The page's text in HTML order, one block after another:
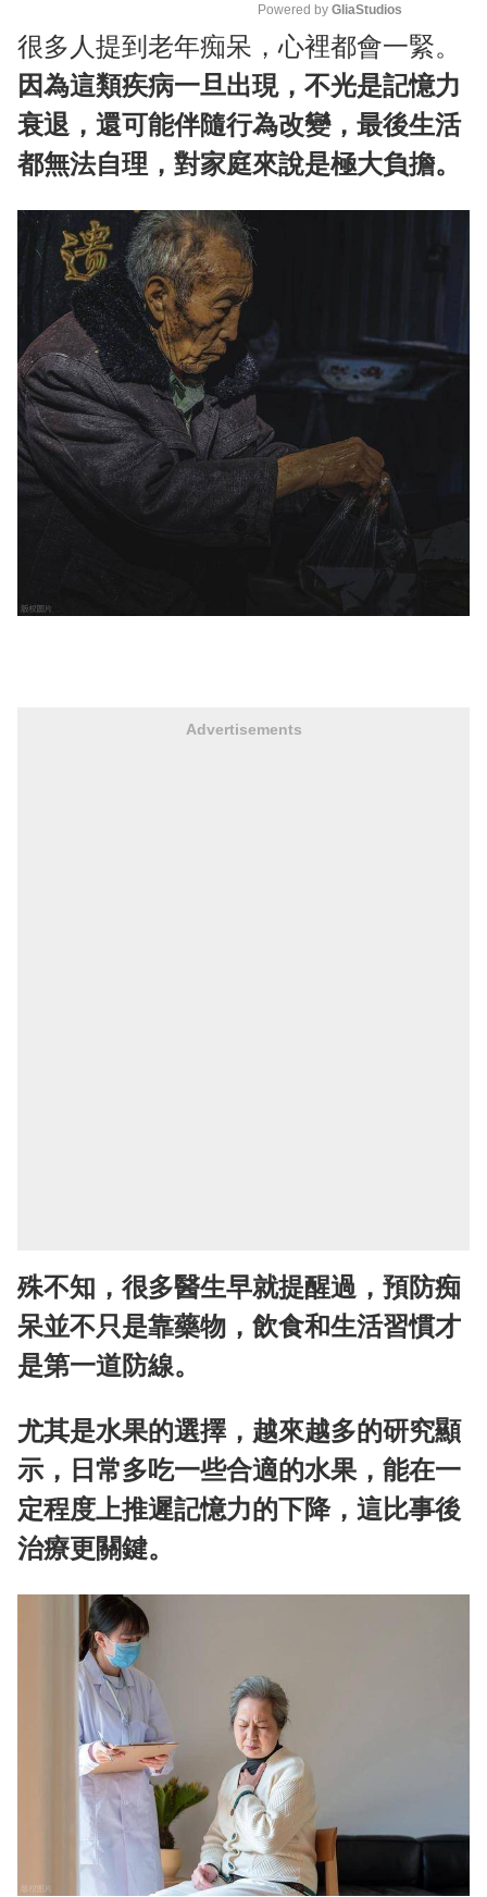
M
u
t
Powered by GliaStudios
很多人提到老年痴呆，心裡都會一緊。
因為這類疾病一旦出現，不光是記憶力
衰退，還可能伴隨行為改變，最後生活
都無法自理，對家庭來說是極大負擔。
Advertisements
殊不知，很多醫生早就提醒過，預防痴
呆並不只是靠藥物，飲食和生活習慣才
是第一道防線。
尤其是水果的選擇，越來越多的研究顯
示，日常多吃一些合適的水果，能在一
定程度上推遲記憶力的下降，這比事後
治療更關鍵。